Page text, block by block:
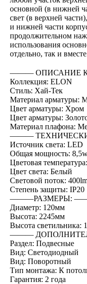
основной (в нижней
свет (в верхней
и нижней части
продолжительном
использования
отдельно, так и
――― ОПИСАНИЕ
Коллекция: ELON
Стиль: Хай-Тек
Материал арматуры:
Цвет арматуры: Хром
Цвет арматуры:
Материал плафона:
―――
Источник света: LED
Общая мощность:
Цветовая
Цвет света: Белый
Световой поток:
Степень защиты: IP20
―――РАЗМЕРЫ:
Диаметр: 120мм
Высота: 2245мм
Высота светильника:
―――
Раздел: Подвесные
Вид: Светодиодный
Вид: Поворотный
Тип монтажа: К
Гарантия: 2 года